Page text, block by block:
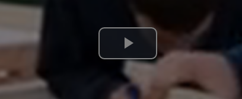
Lire
la